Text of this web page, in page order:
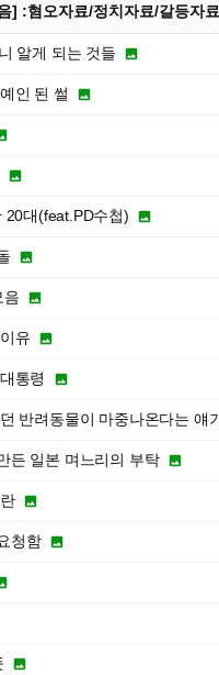
] :혐오자료/정치자료/갈등자
알게 되는 것들 
인 된 썰 

20대(feat.PD수첩) 

음 
유 
통령 
반려동물이 마중나온다는 얘
든 일본 며느리의 부탁 

청함 
